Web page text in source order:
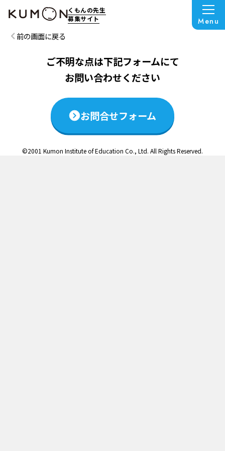
くもんの先生
募集サイト
Menu
この説明会は終了いたしました
前の画面に戻る
ご不明な点は下記フォームにて
お問い合わせください
お問合せフォーム
©2001 Kumon Institute of Education Co., Ltd. All Rights Reserved.